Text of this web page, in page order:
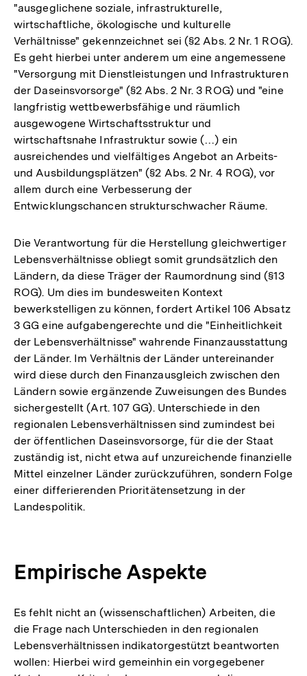
"ausgeglichene soziale, infrastrukturelle,
wirtschaftliche, ökologische und kulturelle
Verhältnisse" gekennzeichnet sei (§2 Abs. 2 Nr. 1 ROG).
Es geht hierbei unter anderem um eine angemessene
"Versorgung mit Dienstleistungen und Infrastrukturen
der Daseinsvorsorge" (§2 Abs. 2 Nr. 3 ROG) und "eine
langfristig wettbewerbsfähige und räumlich
ausgewogene Wirtschaftsstruktur und
wirtschaftsnahe Infrastruktur sowie (…) ein
ausreichendes und vielfältiges Angebot an Arbeits-
und Ausbildungsplätzen" (§2 Abs. 2 Nr. 4 ROG), vor
allem durch eine Verbesserung der
Entwicklungschancen strukturschwacher Räume.
Die Verantwortung für die Herstellung gleichwertiger
Lebensverhältnisse obliegt somit grundsätzlich den
Ländern, da diese Träger der Raumordnung sind (§13
ROG). Um dies im bundesweiten Kontext
bewerkstelligen zu können, fordert Artikel 106 Absatz
3 GG eine aufgabengerechte und die "Einheitlichkeit
der Lebensverhältnisse" wahrende Finanzausstattung
der Länder. Im Verhältnis der Länder untereinander
wird diese durch den Finanzausgleich zwischen den
Ländern sowie ergänzende Zuweisungen des Bundes
sichergestellt (Art. 107 GG). Unterschiede in den
regionalen Lebensverhältnissen sind zumindest bei
der öffentlichen Daseinsvorsorge, für die der Staat
zuständig ist, nicht etwa auf unzureichende finanzielle
Mittel einzelner Länder zurückzuführen, sondern Folge
einer differierenden Prioritätensetzung in der
Landespolitik.
Empirische Aspekte
Es fehlt nicht an (wissenschaftlichen) Arbeiten, die
die Frage nach Unterschieden in den regionalen
Lebensverhältnissen indikatorgestützt beantworten
wollen: Hierbei wird gemeinhin ein vorgegebener